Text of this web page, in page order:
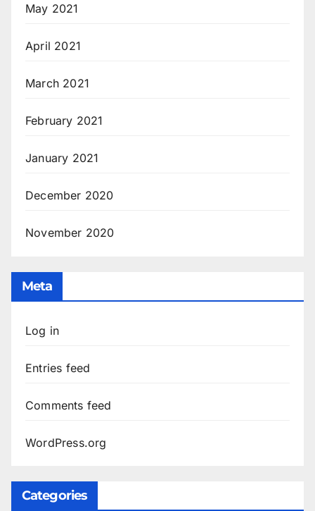
May 2021
April 2021
March 2021
February 2021
January 2021
December 2020
November 2020
Meta
Log in
Entries feed
Comments feed
WordPress.org
Categories